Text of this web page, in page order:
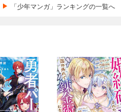
「少年マンガ」ランキングの一覧へ